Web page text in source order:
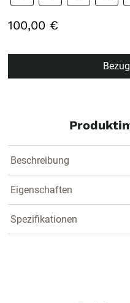
100,00 €
Beschreibung
Eigenschaften
Spezifikationen